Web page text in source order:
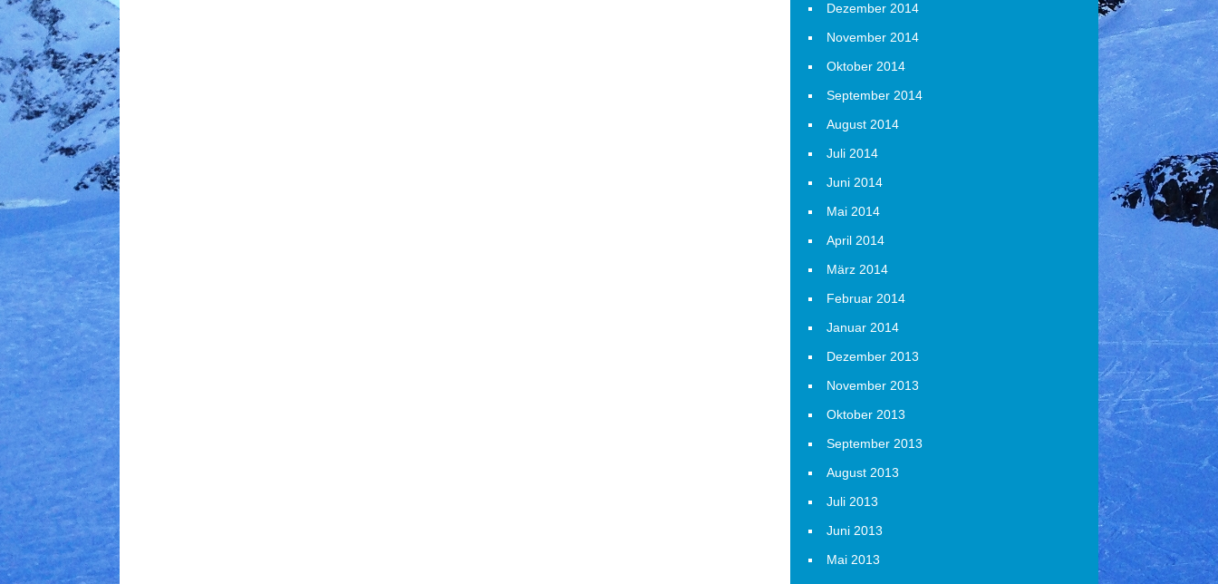
Dezember 2014
November 2014
Oktober 2014
September 2014
August 2014
Juli 2014
Juni 2014
Mai 2014
April 2014
März 2014
Februar 2014
Januar 2014
Dezember 2013
November 2013
Oktober 2013
September 2013
August 2013
Juli 2013
Juni 2013
Mai 2013